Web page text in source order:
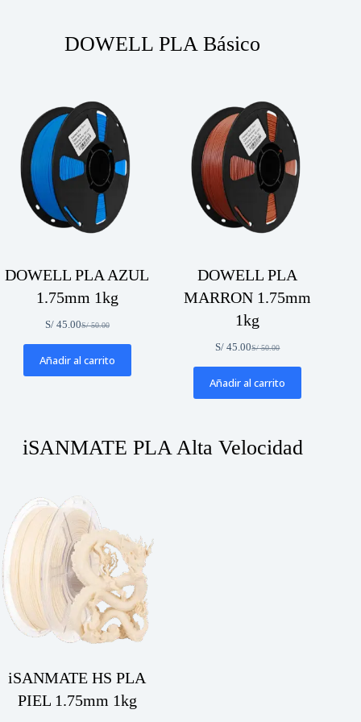
DOWELL PLA Básico
DOWELL PLA AZUL
1.75mm 1kg
S/50.00
El
precio
original
era:
S/45.00El
precio
actual
es:
Añadir al carrito
DOWELL PLA
MARRON 1.75mm
1kg
S/50.00
El
precio
original
era:
S/ 45.00El
precio
actual
es:
Añadir al carrito
iSANMATE PLA Alta Velocidad
iSANMATE HS PLA
PIEL 1.75mm 1kg